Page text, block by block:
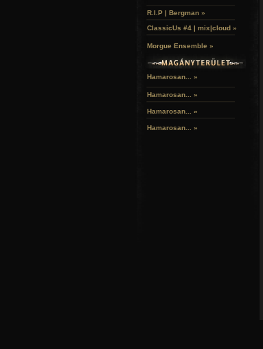
R.I.P | Bergman »
ClassicUs #4 | mix|cloud »
Morgue Ensemble »
Hamarosan... »
Hamarosan... »
Hamarosan... »
Hamarosan... »